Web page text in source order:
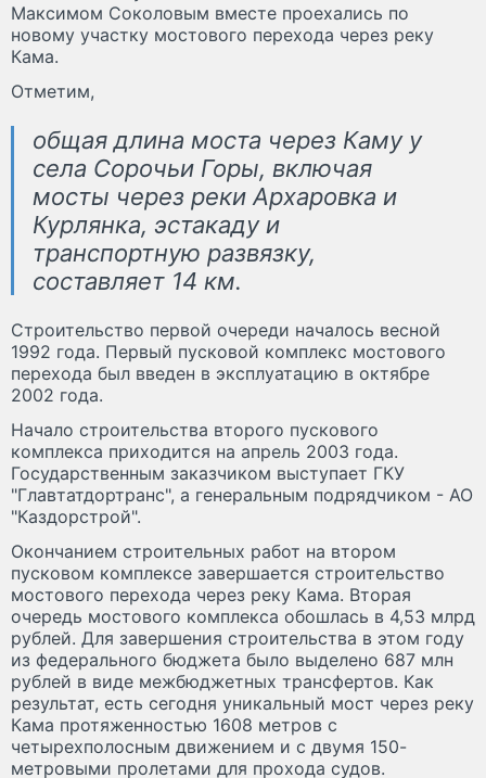
Максимом Соколовым вместе проехались по
новому участку мостового перехода через реку
Кама.
Отметим,
общая длина моста через Каму у
села Сорочьи Горы, включая
мосты через реки Архаровка и
Курлянка, эстакаду и
транспортную развязку,
составляет 14 км.
Строительство первой очереди началось весной
1992 года. Первый пусковой комплекс мостового
перехода был введен в эксплуатацию в октябре
2002 года.
Начало строительства второго пускового
комплекса приходится на апрель 2003 года.
Государственным заказчиком выступает ГКУ
"Главтатдортранс", а генеральным подрядчиком - АО
"Каздорстрой".
Окончанием строительных работ на втором
пусковом комплексе завершается строительство
мостового перехода через реку Кама. Вторая
очередь мостового комплекса обошлась в 4,53 млрд
рублей. Для завершения строительства в этом году
из федерального бюджета было выделено 687 млн
рублей в виде межбюджетных трансфертов. Как
результат, есть сегодня уникальный мост через реку
Кама протяженностью 1608 метров с
четырехполосным движением и с двумя 150-
метровыми пролетами для прохода судов.